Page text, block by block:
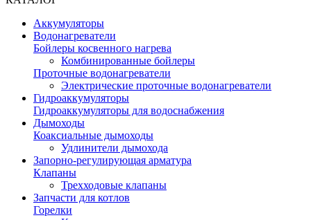
Аккумуляторы
Водонагреватели
Бойлеры косвенного нагрева
Комбинированные бойлеры
Проточные водонагреватели
Электрические проточные водонагреватели
Гидроаккумуляторы
Гидроаккумуляторы для водоснабжения
Дымоходы
Коаксиальные дымоходы
Удлинители дымохода
Запорно-регулирующая арматура
Клапаны
Трехходовые клапаны
Запчасти для котлов
Горелки